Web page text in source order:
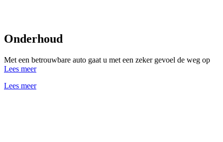
Onderhoud
Met een betrouwbare auto gaat u met een zeker gevoel de weg op
Lees meer
Lees meer